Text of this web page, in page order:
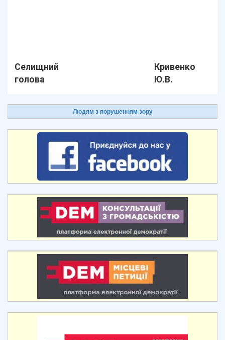
Селищний
голова
Кривенко
Ю.В.
Людям з порушенням зору